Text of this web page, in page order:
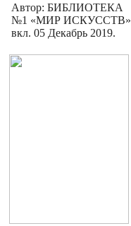
Автор: БИБЛИОТЕКА
№1 «МИР ИСКУССТВ»
вкл. 05 Декабрь 2019.